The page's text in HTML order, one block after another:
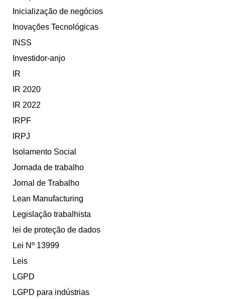
Inicialização de negócios
Inovações Tecnológicas
INSS
Investidor-anjo
IR
IR 2020
IR 2022
IRPF
IRPJ
Isolamento Social
Jornada de trabalho
Jornal de Trabalho
Lean Manufacturing
Legislação trabalhista
lei de proteção de dados
Lei Nº 13999
Leis
LGPD
LGPD para indústrias